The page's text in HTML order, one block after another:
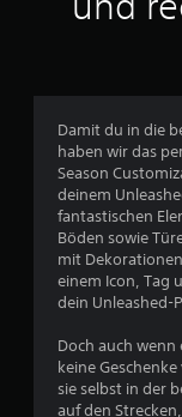
Damit du in die
haben wir das
Season
deinem
fantastischen
Böden sowie
mit
einem Icon, Tag
dein Unleashed-
Doch auch
keine
sie selbst in der
auf den